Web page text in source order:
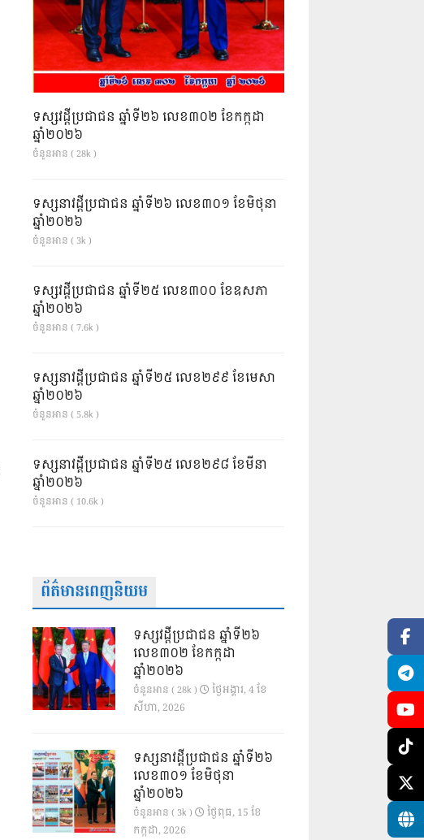
ទស្សវដ្តីប្រជាជន ឆ្នាំទី២៦ លេខ៣០២ ខែកក្កដា
ឆ្នាំ២០២៦
ចំនួនអាន ( 28k )
ទស្សនាវដ្ដីប្រជាជន ឆ្នាំទី២៦ លេខ៣០១ ខែមិថុនា
ឆ្នាំ២០២៦
ចំនួនអាន ( 3k )
ទស្សវដ្តីប្រជាជន ឆ្នាំទី២៥ លេខ៣០០ ខែឧសភា
ឆ្នាំ២០២៦
ចំនួនអាន ( 7.6k )
ទស្សនាវដ្ដីប្រជាជន ឆ្នាំទី២៥ លេខ២៩៩ ខែមេសា
ឆ្នាំ២០២៦
ចំនួនអាន ( 5.8k )
ទស្សនាវដ្ដីប្រជាជន ឆ្នាំទី២៥ លេខ២៩៨ ខែមីនា
ឆ្នាំ២០២៦
ចំនួនអាន ( 10.6k )
ព័ត៌មានពេញនិយម
ទស្សវដ្តីប្រជាជន ឆ្នាំទី២៦
លេខ៣០២ ខែកក្កដា
ឆ្នាំ២០២៦
ចំនួនអាន ( 28k )
ថ្ងៃ​អង្គារ, 4 ខែ​
សីហា, 2026
ទស្សនាវដ្ដីប្រជាជន ឆ្នាំទី២៦
លេខ៣០១ ខែមិថុនា
ឆ្នាំ២០២៦
ចំនួនអាន ( 3k )
ថ្ងៃ​ពុធ, 15 ខែ​
កក្កដា, 2026